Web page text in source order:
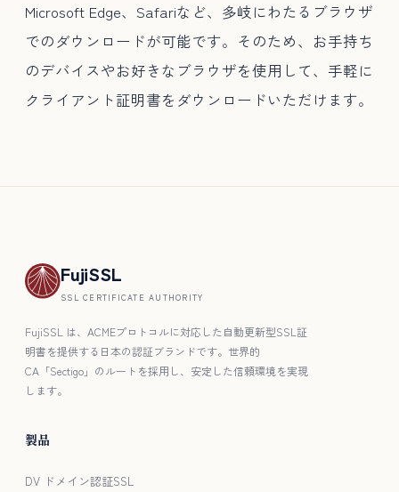
Microsoft Edge、Safariなど、多岐にわたるブラウザ
でのダウンロードが可能です。そのため、お手持ち
のデバイスやお好きなブラウザを使用して、手軽に
クライアント証明書をダウンロードいただけます。
FujiSSL
SSL CERTIFICATE AUTHORITY
FujiSSL は、ACMEプロトコルに対応した自動更新型SSL証
明書を提供する日本の認証ブランドです。世界的
CA「Sectigo」のルートを採用し、安定した信頼環境を実現
します。
製品
DV ドメイン認証SSL